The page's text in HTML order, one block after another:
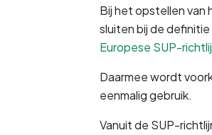
Bij het opstellen van
sluiten bij de definitie
Europese SUP-
Daarmee wordt
eenmalig gebruik.
Vanuit de SUP-